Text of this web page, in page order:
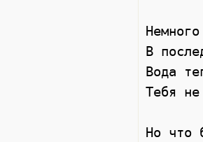
В
Вода
Тебя
Но что